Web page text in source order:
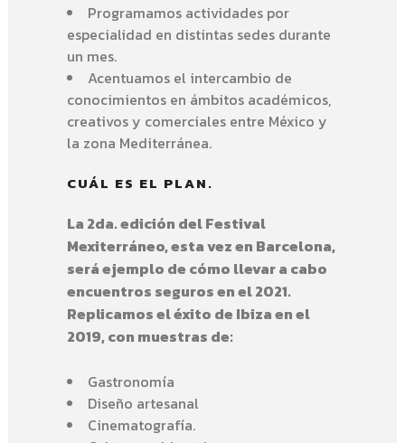
Programamos actividades por
especialidad en distintas sedes durante
un mes.
Acentuamos el intercambio de
conocimientos en ámbitos académicos,
creativos y comerciales entre México y
la zona Mediterránea.
CUÁL ES EL PLAN.
La 2da. edición del Festival
Mexiterráneo, esta vez en Barcelona,
será ejemplo de cómo llevar a cabo
encuentros seguros en el 2021.
Replicamos el éxito de Ibiza en el
2019, con muestras de:
Gastronomía
Diseño artesanal
Cinematografía.